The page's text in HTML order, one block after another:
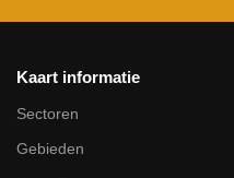
Kaart informatie
Sectoren
Gebieden